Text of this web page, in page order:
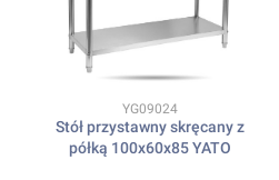
Kod produktu
YG09024
Stół przystawny skręcany z
półką 100x60x85 YATO